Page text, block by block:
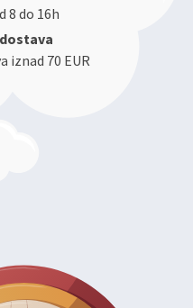
8 do 16h
iznad 70 EUR